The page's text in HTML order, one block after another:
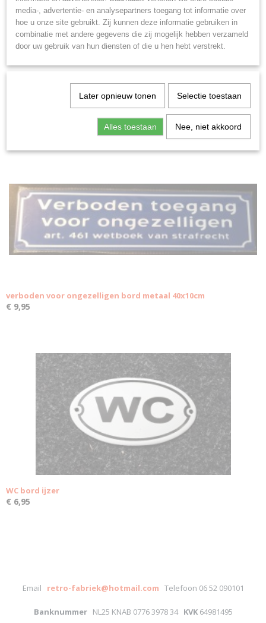
Uitsluitend PSV supporters metalen bord 40x10
verboden voor ongezelligen bord metaal 40x10cm
€ 9,95
WC bord ijzer
€ 6,95
Email retro-fabriek@hotmail.com Telefoon 06 52 090101
Banknummer NL25 KNAB 0776 3978 34 KVK64981495
media-, advertentie- en analysepartners toegang tot informatie over
hoe u onze site gebruikt. Zij kunnen deze informatie gebruiken in
combinatie met andere gegevens die zij mogelijk hebben verzameld
door uw gebruik van hun diensten of die u hen hebt verstrekt.
Later opnieuw tonen Selectie toestaan
Alles toestaan Nee, niet akkoord